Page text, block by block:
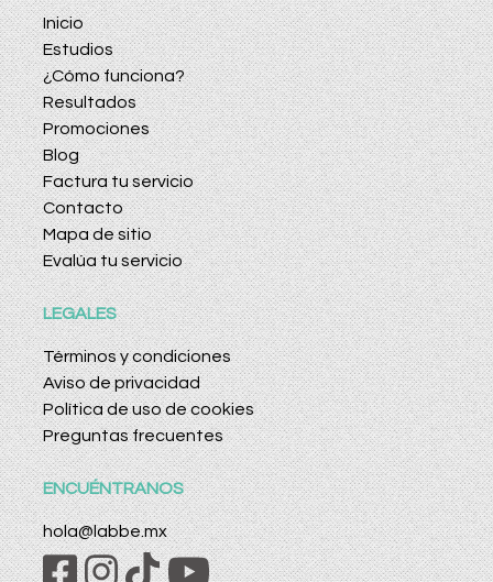
Inicio
Estudios
¿Cómo funciona?
Resultados
Promociones
Blog
Factura tu servicio
Contacto
Mapa de sitio
Evalúa tu servicio
LEGALES
Términos y condiciones
Aviso de privacidad
Política de uso de cookies
Preguntas frecuentes
ENCUÉNTRANOS
hola@labbe.mx